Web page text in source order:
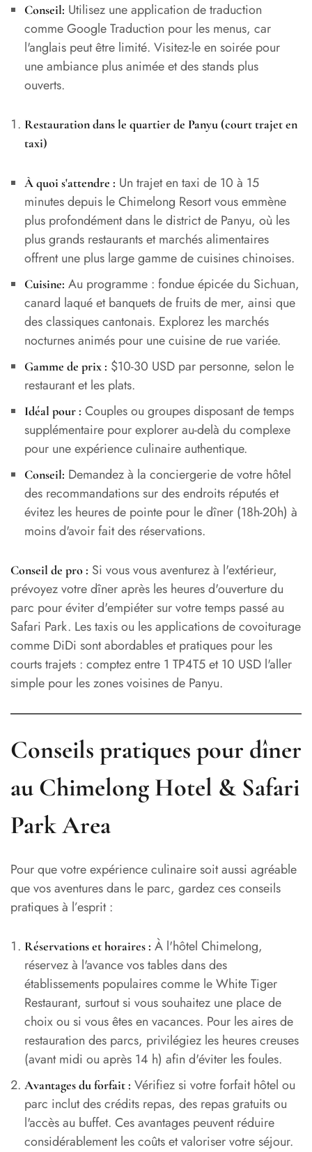
Conseil: Utilisez une application de traduction
comme Google Traduction pour les menus, car
l'anglais peut être limité. Visitez-le en soirée pour
une ambiance plus animée et des stands plus
ouverts.
Restauration dans le quartier de Panyu (court trajet en
taxi)
À quoi s'attendre : Un trajet en taxi de 10 à 15
minutes depuis le Chimelong Resort vous emmène
plus profondément dans le district de Panyu, où les
plus grands restaurants et marchés alimentaires
offrent une plus large gamme de cuisines chinoises.
Cuisine: Au programme : fondue épicée du Sichuan,
canard laqué et banquets de fruits de mer, ainsi que
des classiques cantonais. Explorez les marchés
nocturnes animés pour une cuisine de rue variée.
Gamme de prix : $10-30 USD par personne, selon le
restaurant et les plats.
Idéal pour : Couples ou groupes disposant de temps
supplémentaire pour explorer au-delà du complexe
pour une expérience culinaire authentique.
Conseil: Demandez à la conciergerie de votre hôtel
des recommandations sur des endroits réputés et
évitez les heures de pointe pour le dîner (18h-20h) à
moins d'avoir fait des réservations.
Conseil de pro : Si vous vous aventurez à l'extérieur,
prévoyez votre dîner après les heures d'ouverture du
parc pour éviter d'empiéter sur votre temps passé au
Safari Park. Les taxis ou les applications de covoiturage
comme DiDi sont abordables et pratiques pour les
courts trajets : comptez entre 1 TP4T5 et 10 USD l'aller
simple pour les zones voisines de Panyu.
Conseils pratiques pour dîner
au Chimelong Hotel & Safari
Park Area
Pour que votre expérience culinaire soit aussi agréable
que vos aventures dans le parc, gardez ces conseils
pratiques à l’esprit :
Réservations et horaires : À l'hôtel Chimelong,
réservez à l'avance vos tables dans des
établissements populaires comme le White Tiger
Restaurant, surtout si vous souhaitez une place de
choix ou si vous êtes en vacances. Pour les aires de
restauration des parcs, privilégiez les heures creuses
(avant midi ou après 14 h) afin d'éviter les foules.
Avantages du forfait : Vérifiez si votre forfait hôtel ou
parc inclut des crédits repas, des repas gratuits ou
l'accès au buffet. Ces avantages peuvent réduire
considérablement les coûts et valoriser votre séjour.